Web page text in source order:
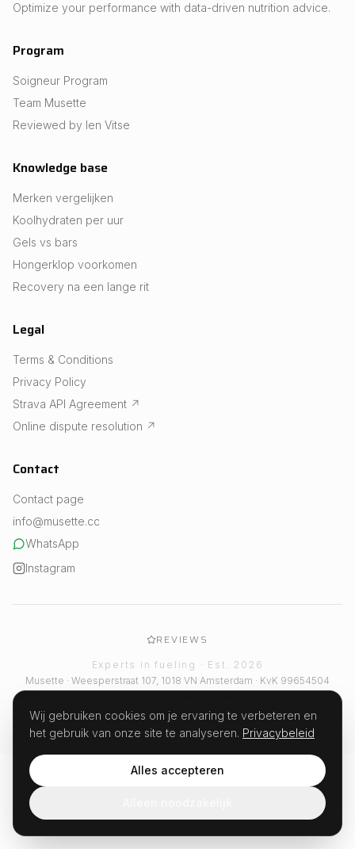
Optimize your performance with data-driven nutrition advice.
Program
Soigneur Program
Team Musette
Reviewed by Ien Vitse
Knowledge base
Merken vergelijken
Koolhydraten per uur
Gels vs bars
Hongerklop voorkomen
Recovery na een lange rit
Legal
Terms & Conditions
Privacy Policy
Strava API Agreement ↗
Online dispute resolution ↗
Contact
Contact page
info@musette.cc
WhatsApp
Instagram
REVIEWS
Experts in fueling · Est. 2026
Musette · Weesperstraat 107, 1018 VN Amsterdam · KvK 99654504
© 2026 Musette.cc. All rights reserved. Not developed or sponsored
by Strava.
Wij gebruiken cookies om je ervaring te verbeteren en
het gebruik van onze site te analyseren. Privacybeleid
Alles accepteren